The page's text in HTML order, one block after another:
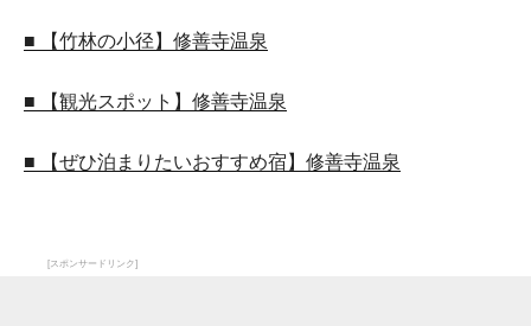
■ 【竹林の小径】修善寺温泉
■ 【観光スポット】修善寺温泉
■ 【ぜひ泊まりたいおすすめ宿】修善寺温泉
[スポンサードリンク]